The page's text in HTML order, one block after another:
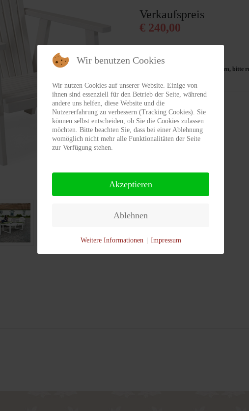
Verkaufspreis
€ 240,00
Sie können dieses Produkt bestellen, bitte
Wir benutzen Cookies
Wir nutzen Cookies auf unserer Website. Einige von
ihnen sind essenziell für den Betrieb der Seite, während
andere uns helfen, diese Website und die
Nutzererfahrung zu verbessern (Tracking Cookies). Sie
können selbst entscheiden, ob Sie die Cookies zulassen
möchten. Bitte beachten Sie, dass bei einer Ablehnung
womöglich nicht mehr alle Funktionalitäten der Seite
zur Verfügung stehen.
Akzeptieren
Ablehnen
Weitere Informationen Impressum